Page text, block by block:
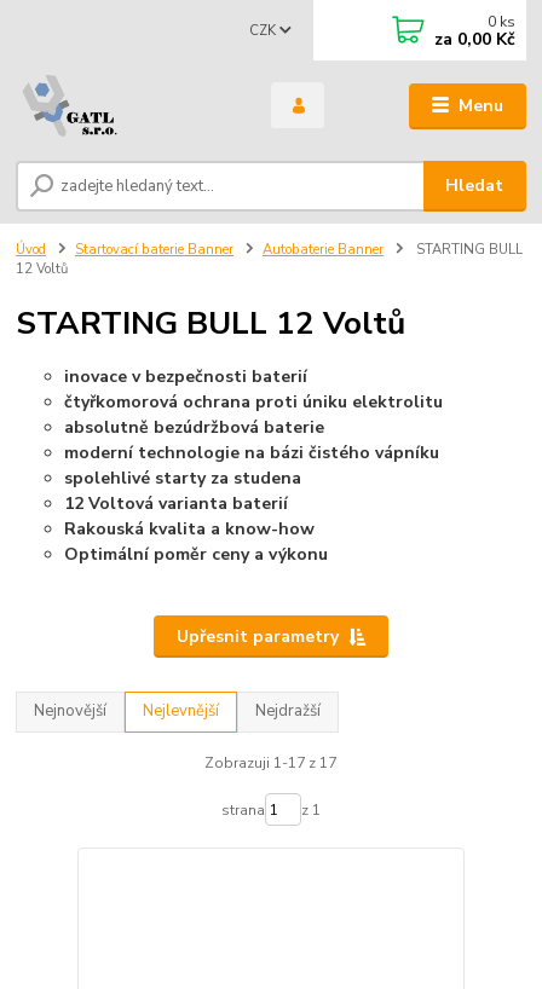
Menu
CZK
Hledat
0 ks
za 0,00 Kč
Úvod Startovací baterie Banner Autobaterie Banner
STARTING BULL
12 Voltů
STARTING BULL 12 Voltů
inovace v bezpečnosti baterií
čtyřkomorová ochrana proti úniku elektrolitu
absolutně bezúdržbová baterie
moderní technologie na bázi čistého vápníku
spolehlivé starty za studena
12 Voltová varianta baterií
Rakouská kvalita a know-how
Optimální poměr ceny a výkonu
Upřesnit parametry
Nejnovější Nejlevnější Nejdražší
Zobrazuji 1-17 z 17
strana z 1